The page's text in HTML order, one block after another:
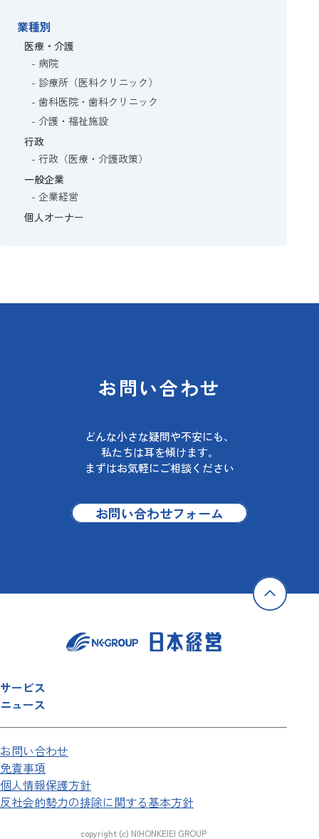
業種別
医療・介護
病院
診療所（医科クリニック）
歯科医院・歯科クリニック
介護・福祉施設
行政
行政（医療・介護政策）
一般企業
企業経営
個人オーナー
お問い合わせ
どんな小さな疑問や不安にも、
私たちは耳を傾けます。
まずはお気軽にご相談ください
お問い合わせフォーム
サービス
ニュース
お問い合わせ
免責事項
個人情報保護方針
反社会的勢力の排除に関する基本方針
copyright (c) NIHONKEIEI GROUP